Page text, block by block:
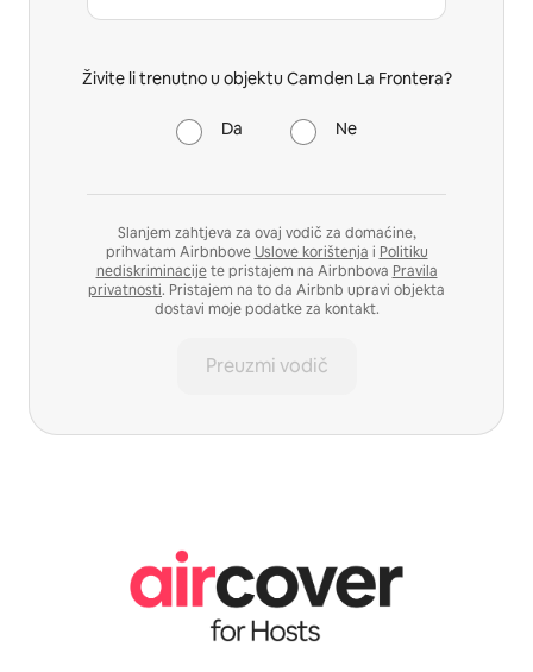
Živite li trenutno u objektu Camden La Frontera?
Da Ne
Slanjem zahtjeva za ovaj vodič za domaćine,
prihvatam AirbnboveUslove korištenja i Politiku
nediskriminacijete pristajem na Airbnbova Pravila
privatnosti. Pristajem na to da Airbnb upravi objekta
dostavi moje podatke za kontakt.
Preuzmi vodič